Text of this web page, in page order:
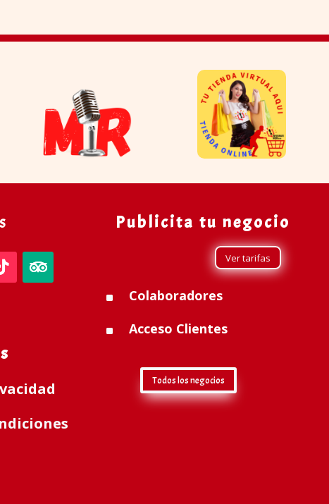
Publicita tu negocio
Ver tarifas
^ Colaboradores
^ Acceso Clientes
Todos los negocios